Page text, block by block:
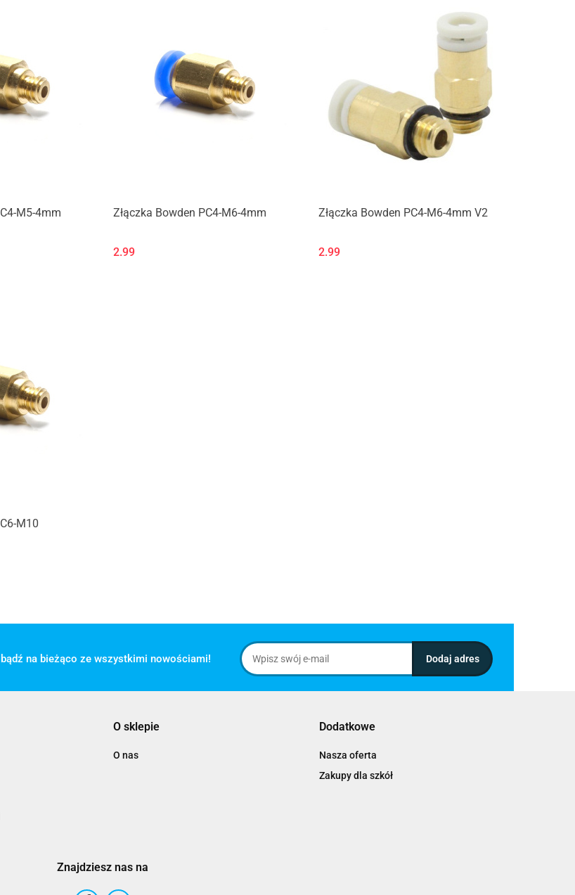
M5-4mm Złączka Bowden PC4-M6-4mm
2.99
Produkt niedostępny
Złączka Bowden PC4-M6-4mm V2
2.99
M10
na bieżąco ze wszystkimi nowościami!
O sklepie
O nas
Dodatkowe
Nasza oferta
Zakupy dla szkół
Znajdziesz nas na